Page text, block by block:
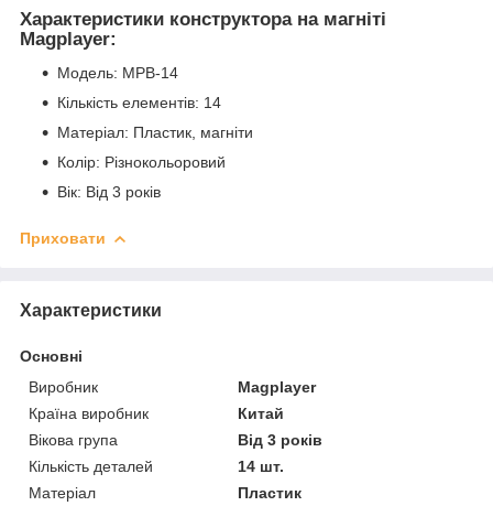
Характеристики конструктора на магніті
Magplayer:
Модель: MPB-14
Кількість елементів: 14
Матеріал: Пластик, магніти
Колір: Різнокольоровий
Вік: Від 3 років
Приховати
Характеристики
Основні
Виробник
Magplayer
Країна виробник
Китай
Вікова група
Від 3 років
Кількість деталей
14 шт.
Матеріал
Пластик